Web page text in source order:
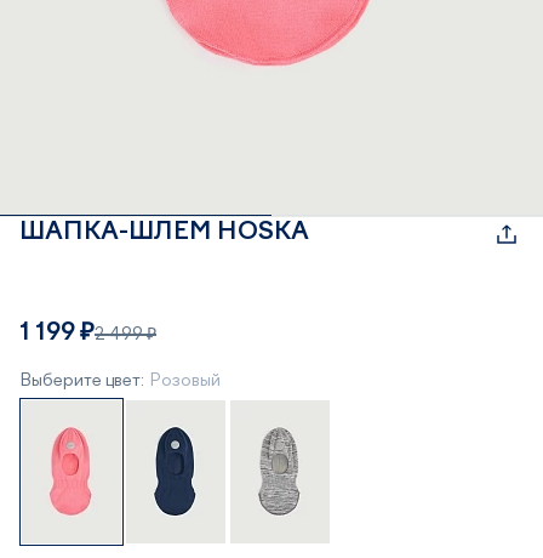
ШАПКА-ШЛЕМ HOSKA
1 199 ₽2 499 ₽
Выберите цвет: Розовый